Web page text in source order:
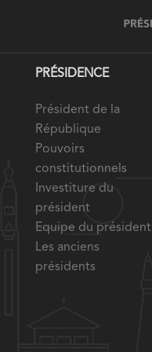
PRÉSIDENCE
Président de la
République
Pouvoirs
constitutionnels
Investiture du
président
Equipe du président
Les anciens
présidents